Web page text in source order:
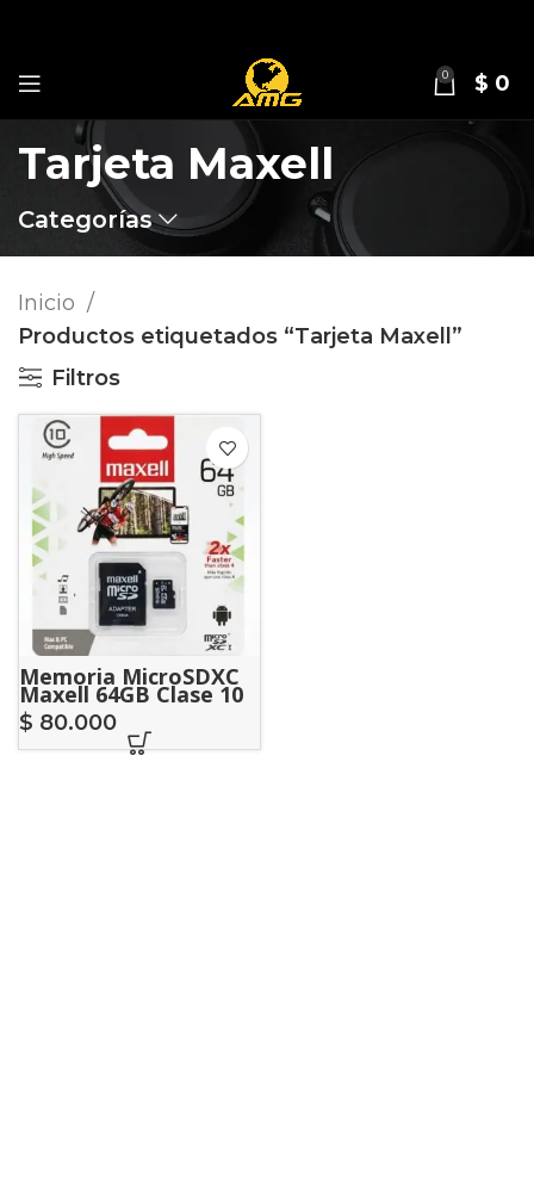
0 $ 0
Tarjeta Maxell
Categorías
Inicio
Productos etiquetados “Tarjeta Maxell”
Filtros
Memoria MicroSDXC
Maxell 64GB Clase 10
High Speed Con
Adaptador SD
$ 80.000